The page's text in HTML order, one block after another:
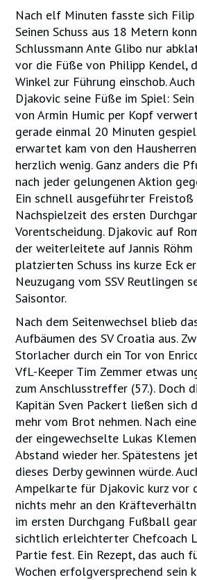
Nach elf Minuten fasste sich Filip
Seinen Schuss aus 18 Metern
Schlussmann Ante Glibo nur
vor die Füße von Philipp Kendel,
Winkel zur Führung einschob.
Djakovic seine Füße im Spiel:
von Armin Humic per Kopf
gerade einmal 20 Minuten
erwartet kam von den
herzlich wenig. Ganz anders die
nach jeder gelungenen Aktion
Ein schnell ausgeführter Freistoß
Nachspielzeit des ersten
Vorentscheidung. Djakovic auf
der weiterleitete auf Jannis
platzierten Schuss ins kurze Eck
Neuzugang vom SSV Reutlingen
Saisontor.
Nach dem Seitenwechsel blieb
Aufbäumen des SV Croatia aus.
Storlacher durch ein Tor von
VfL-Keeper Tim Zemmer etwas
zum Anschlusstreffer (57.). Doch
Kapitän Sven Packert ließen sich
mehr vom Brot nehmen. Nach
der eingewechselte Lukas
Abstand wieder her. Spätestens
dieses Derby gewinnen würde.
Ampelkarte für Djakovic kurz vor
nichts mehr an den
im ersten Durchgang Fußball
sichtlich erleichterter Chefcoach
Partie fest. Ein Rezept, das auch
Wochen erfolgversprechend sein